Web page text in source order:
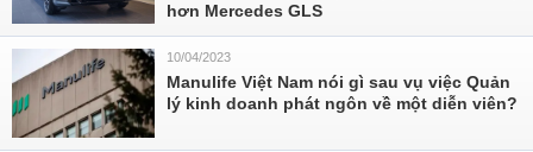
hơn Mercedes GLS
10/04/2023
Manulife Việt Nam nói gì sau vụ việc Quản
lý kinh doanh phát ngôn về một diễn viên?